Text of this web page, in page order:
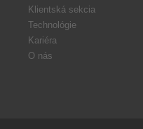
Klientská sekcia
Technológie
Kariéra
O nás